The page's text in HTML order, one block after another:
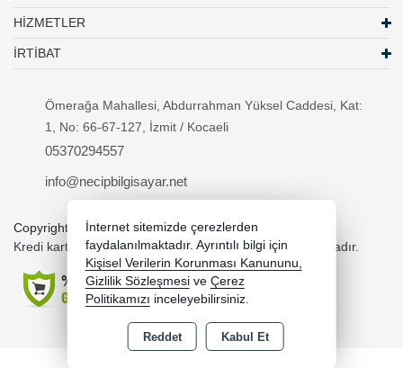
HİZMETLER
İRTİBAT
Ömerağa Mahallesi, Abdurrahman Yüksel Caddesi, Kat:
1, No: 66-67-127, İzmit / Kocaeli
05370294557
info@necipbilgisayar.net
Copyright 2026 necipbilgisayar.net - Tüm hakları saklıdır.
Kredi kartı bilgileriniz 256bit SSL sertifikası ile korunmaktadır.
İnternet sitemizde çerezlerden
faydalanılmaktadır. Ayrıntılı bilgi için
Kişisel Verilerin Korunması Kanununu,
Gizlilik Sözleşmesi ve Çerez
Politikamızı inceleyebilirsiniz.
Reddet Kabul Et